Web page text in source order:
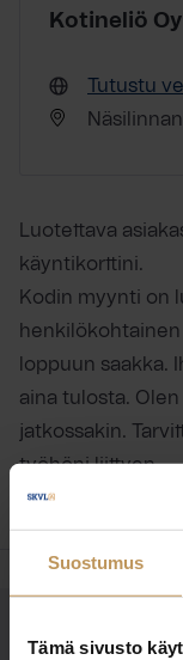
Suostumus
Tämä sivusto
Kotineliö
Tutustu
Luotettava
käyntikorttini.
Kodin myynti on
loppuun saakka.
aina tulosta.
jatkossakin.
työhöni liittyen.